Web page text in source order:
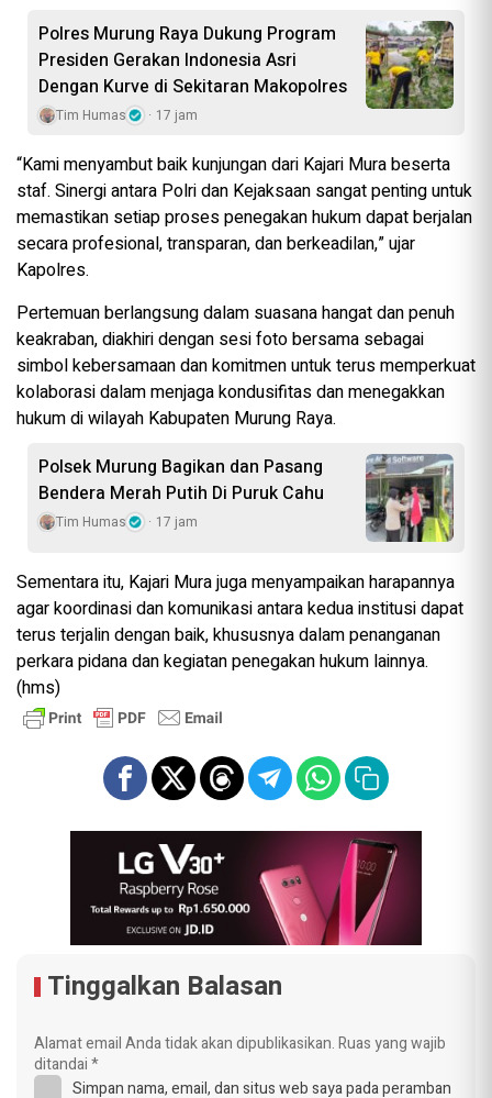
Polres Murung Raya Dukung Program
Presiden Gerakan Indonesia Asri
Dengan Kurve di Sekitaran Makopolres
Tim Humas 17 jam
“Kami menyambut baik kunjungan dari Kajari Mura beserta
staf. Sinergi antara Polri dan Kejaksaan sangat penting untuk
memastikan setiap proses penegakan hukum dapat berjalan
secara profesional, transparan, dan berkeadilan,” ujar
Kapolres.
Pertemuan berlangsung dalam suasana hangat dan penuh
keakraban, diakhiri dengan sesi foto bersama sebagai
simbol kebersamaan dan komitmen untuk terus memperkuat
kolaborasi dalam menjaga kondusifitas dan menegakkan
hukum di wilayah Kabupaten Murung Raya.
Polsek Murung Bagikan dan Pasang
Bendera Merah Putih Di Puruk Cahu
Tim Humas 17 jam
Sementara itu, Kajari Mura juga menyampaikan harapannya
agar koordinasi dan komunikasi antara kedua institusi dapat
terus terjalin dengan baik, khususnya dalam penanganan
perkara pidana dan kegiatan penegakan hukum lainnya.
(hms)
Tinggalkan Balasan
Alamat email Anda tidak akan dipublikasikan.Ruas yang wajib
ditandai*
Simpan nama, email, dan situs web saya pada peramban